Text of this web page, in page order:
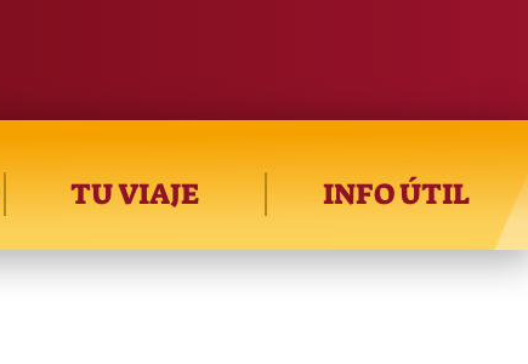
TU VIAJE INFO ÚTIL